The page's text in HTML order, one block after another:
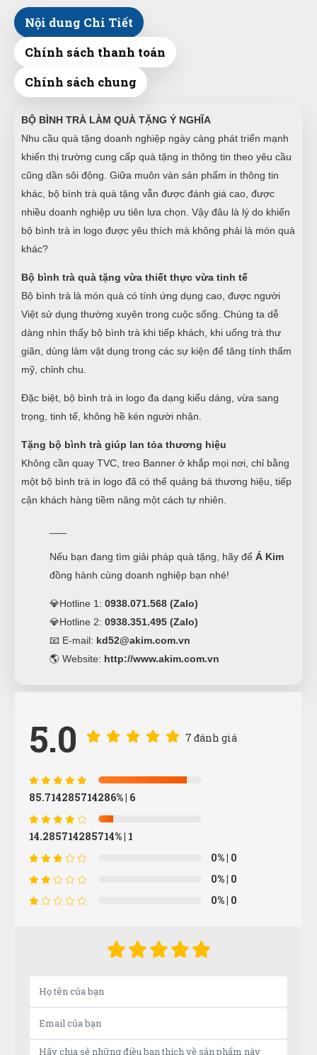
Nội dung Chi Tiết
Chính sách thanh toán
Chính sách chung
BỘ BÌNH TRÀ LÀM QUÀ TẶNG Ý NGHĨA
Nhu cầu quà tặng doanh nghiệp ngày càng phát triển mạnh
khiến thị trường cung cấp quà tặng in thông tin theo yêu cầu
cũng dần sôi động. Giữa muôn vàn sản phẩm in thông tin
khác, bộ bình trà quà tặng vẫn được đánh giá cao, được
nhiều doanh nghiệp ưu tiên lựa chọn. Vậy đâu là lý do khiến
bộ bình trà in logo được yêu thích mà không phải là món quà
khác?
Bộ bình trà quà tặng vừa thiết thực vừa tinh tế
Bộ bình trà là món quà có tính ứng dụng cao, được người
Việt sử dụng thường xuyên trong cuộc sống. Chúng ta dễ
dàng nhìn thấy bộ bình trà khi tiếp khách, khi uống trà thư
giãn, dùng làm vật dụng trong các sự kiện để tăng tính thẩm
mỹ, chỉnh chu.
Đặc biệt, bộ bình trà in logo đa dạng kiểu dáng, vừa sang
trọng, tinh tế, không hề kén người nhận.
Tặng bộ bình trà giúp lan tỏa thương hiệu
Không cần quay TVC, treo Banner ở khắp mọi nơi, chỉ bằng
một bộ bình trà in logo đã có thể quảng bá thương hiệu, tiếp
cận khách hàng tiềm năng một cách tự nhiên.
Nếu bạn đang tìm giải pháp quà tặng, hãy để Á Kim
đồng hành cùng doanh nghiệp bạn nhé!
💎Hotline 1: 0938.071.568 (Zalo)
💎Hotline 2: 0938.351.495 (Zalo)
📧 E-mail: kd52@akim.com.vn
🌎 Website: http://www.akim.com.vn
5.0 7 đánh giá
85.714285714286%| 6
14.285714285714%| 1
0%| 0
0%| 0
0%| 0
DL
(Đánh giá 1 năm trước)
LT
Lan Chi Trần
Địa điểm dễ tìm xem cái là đến trải nghiệm được luôn